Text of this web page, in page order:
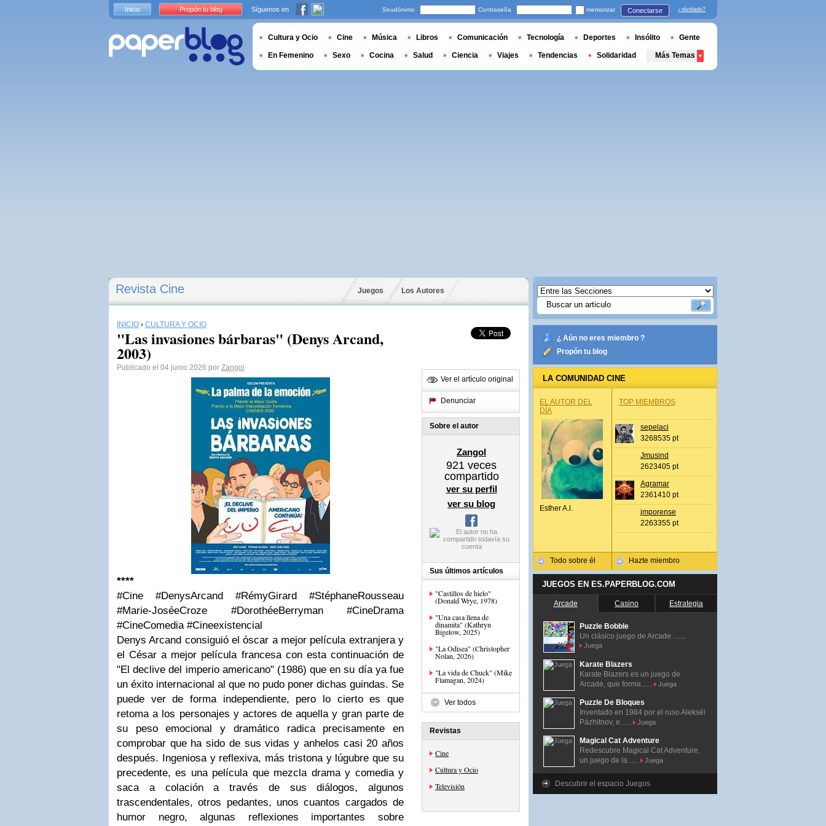
Revista Cine Juegos Los Autores
INICIO › CULTURA Y OCIO
"Las invasiones bárbaras" (Denys Arcand,
2003)
Publicado el 04 junio 2026 por Zangol
****
#Cine #DenysArcand #RémyGirard #StéphaneRousseau
#Marie-JoséeCroze #DorothéeBerryman #CineDrama
#CineComedia #Cineexistencial
Denys Arcand consiguió el óscar a mejor película extranjera y
el César a mejor película francesa con esta continuación de
"El declive del imperio americano" (1986) que en su día ya fue
un éxito internacional al que no pudo poner dichas guindas. Se
puede ver de forma independiente, pero lo cierto es que
retoma a los personajes y actores de aquella y gran parte de
su peso emocional y dramático radica precisamente en
comprobar que ha sido de sus vidas y anhelos casi 20 años
después. Ingeniosa y reflexiva, más tristona y lúgubre que su
precedente, es una película que mezcla drama y comedia y
saca a colación a través de sus diálogos, algunos
trascendentales, otros pedantes, unos cuantos cargados de
humor negro, algunas reflexiones importantes sobre
Ver el artículo original
Denunciar
Sobre el autor
Zangol
921 veces
compartido
ver su perfil
ver su blog
Sus últimos artículos
"Castillos de hielo"
(Donald Wrye, 1978)
"Una casa llena de
dinamita" (Kathryn
Bigelow, 2025)
"La Odisea" (Christopher
Nolan, 2026)
"La vida de Chuck" (Mike
Flamagan, 2024)
Ver todos
Revistas
Cine
Cultura y Ocio
Televisión
¿ Aún no eres miembro ?
Propón tu blog
LA COMUNIDAD CINE
EL AUTOR DEL
DÍA
Esther A.l.
Todo sobre él
TOP MIEMBROS
sepelaci
3268535 pt
Jmusind
2623405 pt
Agramar
2361410 pt
jmporense
2263355 pt
Hazte miembro
JUEGOS EN ES.PAPERBLOG.COM
Arcade Casino Estrategia
Puzzle Bobble
Un clásico juego de Arcade. ......
Juega
Karate Blazers
Karate Blazers es un juego de
Arcade, que forma......
Juega
Puzzle De Bloques
Inventado en 1984 por el ruso Alekséi
Pázhitnov, e......
Juega
Magical Cat Adventure
Redescubre Magical Cat Adventure,
un juego de la......
Juega
Descubrir el espacio Juegos
Inicio Propón tu blog Síguenos en Seudónimo Contraseña memorizar Conectarse ¿olvidado?
Cultura y Ocio Cine Música Libros Comunicación Tecnología Deportes Insólito Gente
En Femenino Sexo Cocina Salud Ciencia Viajes Tendencias Solidaridad Más Temas